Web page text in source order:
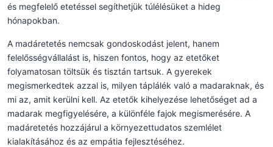
és megfelelő etetéssel segíthetjük túlélésüket a hideg
hónapokban.
A madáretetés nemcsak gondoskodást jelent, hanem
felelősségvállalást is, hiszen fontos, hogy az etetőket
folyamatosan töltsük és tisztán tartsuk. A gyerekek
megismerkedtek azzal is, milyen táplálék való a madaraknak, és
mi az, amit kerülni kell. Az etetők kihelyezése lehetőséget ad a
madarak megfigyelésére, a különféle fajok megismerésére. A
madáretetés hozzájárul a környezettudatos szemlélet
kialakításához és az empátia fejlesztéséhez.